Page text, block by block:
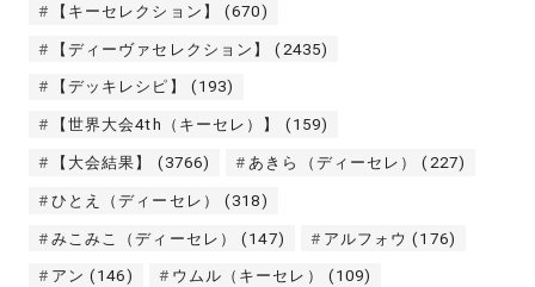
【キーセレクション】 (670)
【ディーヴァセレクション】 (2435)
【デッキレシピ】 (193)
【世界大会4th（キーセレ）】 (159)
【大会結果】 (3766) あきら（ディーセレ） (227)
ひとえ（ディーセレ） (318)
みこみこ（ディーセレ） (147) アルフォウ (176)
アン (146) ウムル（キーセレ） (109)